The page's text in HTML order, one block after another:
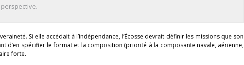
Si elle accédait à l’indépendance, l’Écosse devrait définir les missions que son
d’en spécifier le format et la composition (priorité à la composante navale, aérienne,
forte.